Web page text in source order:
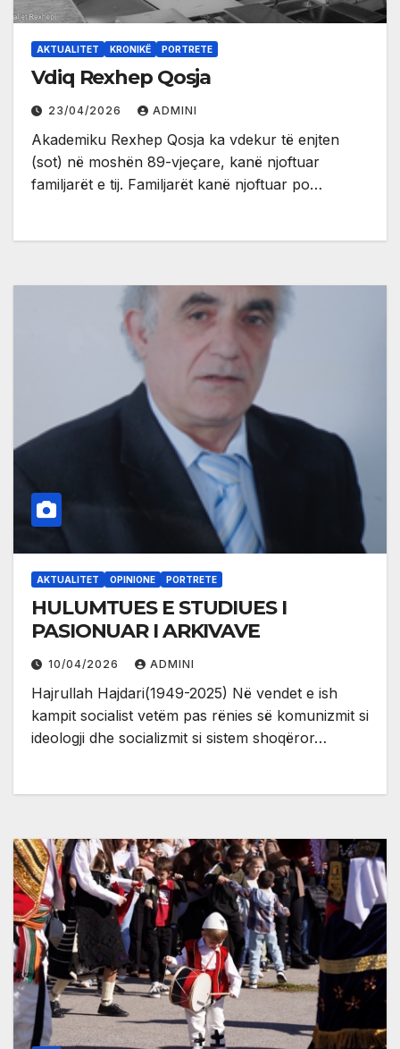
AKTUALITET KRONIKË PORTRETE
Vdiq Rexhep Qosja
23/04/2026 ADMINI
Akademiku Rexhep Qosja ka vdekur të enjten
(sot) në moshën 89-vjeçare, kanë njoftuar
familjarët e tij. Familjarët kanë njoftuar po…
AKTUALITET OPINIONE PORTRETE
HULUMTUES E STUDIUES I
PASIONUAR I ARKIVAVE
10/04/2026 ADMINI
Hajrullah Hajdari(1949-2025) Në vendet e ish
kampit socialist vetëm pas rënies së komunizmit si
ideologji dhe socializmit si sistem shoqëror…